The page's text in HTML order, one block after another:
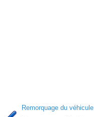
Remorquage du véhicule